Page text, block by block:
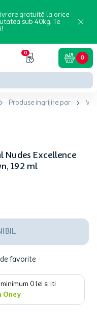
gratuită la orice
sub 40kg. Te
0
0
Produse ingrijire par
Nudes Excellence
192 ml
favorite
0 lei si iti
Oney